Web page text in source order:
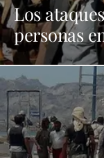
Los
personas